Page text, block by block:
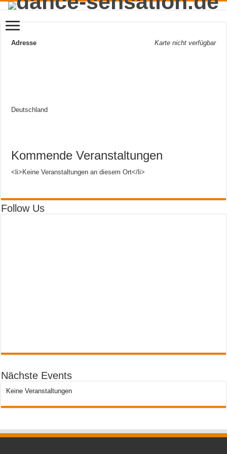
Karte nicht verfügbar
Adresse
Deutschland
Kommende Veranstaltungen
<li>Keine Veranstaltungen an diesem Ort</li>
Follow Us
Nächste Events
Keine Veranstaltungen